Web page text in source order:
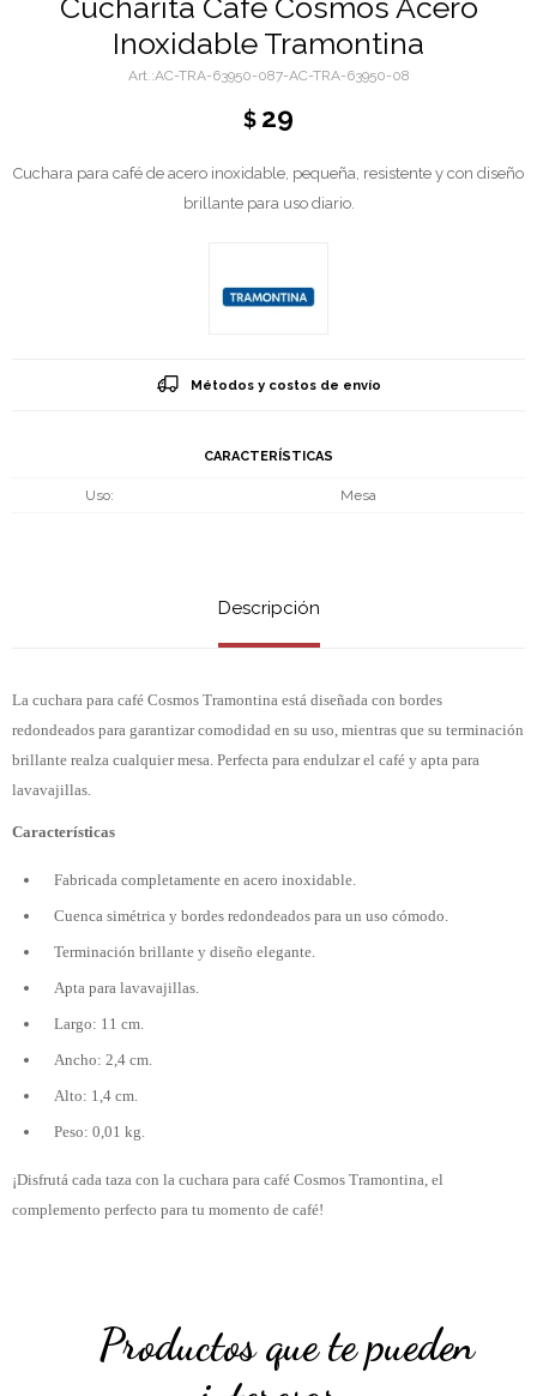
Cucharita Café Cosmos Acero
Inoxidable Tramontina
AC-TRA-63950-087-AC-TRA-63950-08
$ 29
Cuchara para café de acero inoxidable, pequeña, resistente y con diseño
brillante para uso diario.
Métodos y costos de envío
CARACTERÍSTICAS
Uso Mesa
Descripción
La cuchara para café Cosmos Tramontina está diseñada con bordes
redondeados para garantizar comodidad en su uso, mientras que su terminación
brillante realza cualquier mesa. Perfecta para endulzar el café y apta para
lavavajillas.
Características
Fabricada completamente en acero inoxidable.
Cuenca simétrica y bordes redondeados para un uso cómodo.
Terminación brillante y diseño elegante.
Apta para lavavajillas.
Largo: 11 cm.
Ancho: 2,4 cm.
Alto: 1,4 cm.
Peso: 0,01 kg.
¡Disfrutá cada taza con la cuchara para café Cosmos Tramontina, el
complemento perfecto para tu momento de café!
Productos que te pueden